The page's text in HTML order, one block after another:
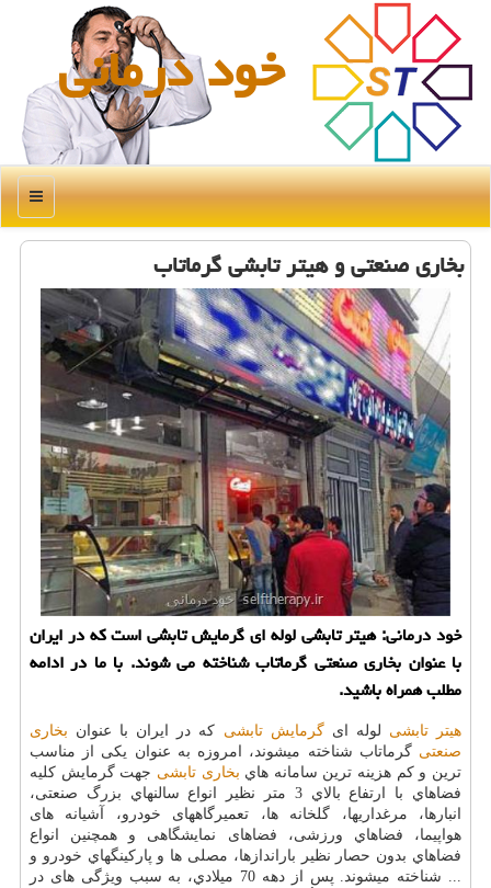
خود درمانی
منو
بخاری صنعتی و هیتر تابشی گرماتاب
خود درمانی: هیتر تابشی لوله ای گرمایش تابشی است كه در ایران
با عنوان بخاری صنعتی گرماتاب شناخته می شوند. با ما در ادامه
مطلب همراه باشید.
هیتر تابشی لوله ایگرمایش تابشی که در ایران با عنوان بخاری
صنعتی گرماتاب شناخته میشوند، امروزه به عنوان یکی از مناسب
ترین و کم هزینه ترین سامانه هاي بخاری تابشی جهت گرمایش كليه
فضاهاي با ارتفاع بالاي 3 متر نظیر انواع سالنهاي بزرگ صنعتی،
انبارها، مرغداريها، گلخانه ها، تعمیرگاههای خودرو، آشیانه های
هواپیما، فضاهاي ورزشی، فضاهای نمایشگاهی و همچنین انواع
فضاهاي بدون حصار نظیر باراندازها، مصلی ها و پاركينگهاي خودرو و
... شناخته میشوند. پس از دهه 70 ميلادي، به سبب ویژگی های در